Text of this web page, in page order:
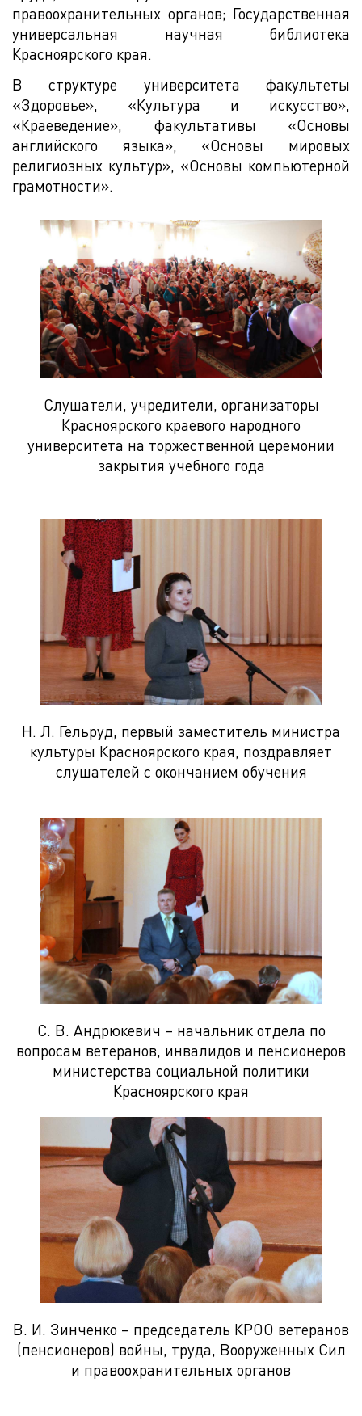
правоохранительных органов; Государственная
универсальная научная библиотека
Красноярского края.
В структуре университета факультеты
«Здоровье», «Культура и искусство»,
«Краеведение», факультативы «Основы
английского языка», «Основы мировых
религиозных культур», «Основы компьютерной
грамотности».
Слушатели, учредители, организаторы
Красноярского краевого народного
университета на торжественной церемонии
закрытия учебного года
Н. Л. Гельруд, первый заместитель министра
культуры Красноярского края, поздравляет
слушателей с окончанием обучения
С. В. Андрюкевич – начальник отдела по
вопросам ветеранов, инвалидов и пенсионеров
министерства социальной политики
Красноярского края
В. И. Зинченко – председатель КРОО ветеранов
(пенсионеров) войны, труда, Вооруженных Сил
и правоохранительных органов